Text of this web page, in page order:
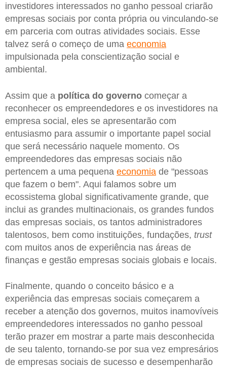
investidores interessados no ganho pessoal criarão
empresas sociais por conta própria ou vinculando-se
em parceria com outras atividades sociais. Esse
talvez será o começo de uma economia
impulsionada pela conscientização social e
ambiental.
Assim que a política do governo começar a
reconhecer os empreendedores e os investidores na
empresa social, eles se apresentarão com
entusiasmo para assumir o importante papel social
que será necessário naquele momento. Os
empreendedores das empresas sociais não
pertencem a uma pequena economia de "pessoas
que fazem o bem". Aqui falamos sobre um
ecossistema global significativamente grande, que
inclui as grandes multinacionais, os grandes fundos
das empresas sociais, os tantos administradores
talentosos, bem como instituições, fundações, trust
com muitos anos de experiência nas áreas de
finanças e gestão empresas sociais globais e locais.
Finalmente, quando o conceito básico e a
experiência das empresas sociais começarem a
receber a atenção dos governos, muitos inamovíveis
empreendedores interessados no ganho pessoal
terão prazer em mostrar a parte mais desconhecida
de seu talento, tornando-se por sua vez empresários
de empresas sociais de sucesso e desempenharão